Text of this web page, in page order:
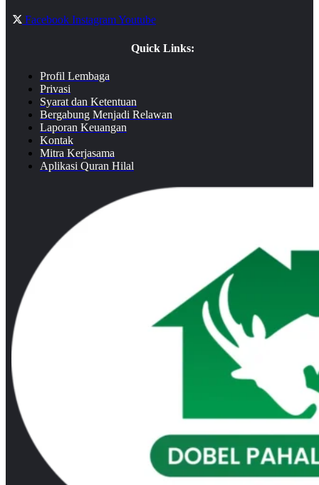
Facebook InstagramYoutube
Quick Links:
Profil Lembaga
Privasi
Syarat dan Ketentuan
Bergabung Menjadi Relawan
Laporan Keuangan
Kontak
Mitra Kerjasama
Aplikasi Quran Hilal